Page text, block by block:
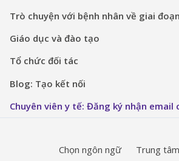
Trò chuyện với bệnh nhân về giai
Giáo dục và đào tạo
Tổ chức đối tác
Blog: Tạo kết nối
Chuyên viên y tế: Đăng ký nhận email
Chọn ngôn ngữ
Trung